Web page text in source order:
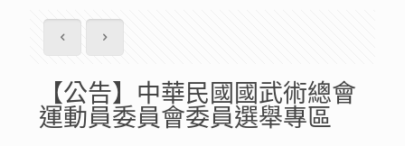
【公告】中華民國國武術總會
運動員委員會委員選舉專區